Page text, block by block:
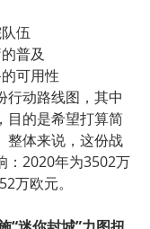
伍
普及
可用性
行动路线图，其中
目的是希望打算简
整体来说，这份战
：2020年为3502万
万欧元。